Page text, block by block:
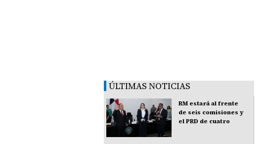
ÚLTIMAS NOTICIAS
RM estará al frente
de seis comisiones y
el PRD de cuatro